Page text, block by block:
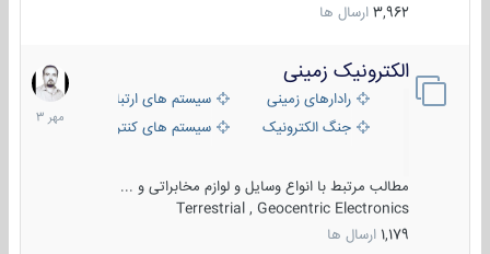
3,962 ارسال ها
الکترونیک زمینی
رادارهای زمینی
سیستم های ارتباطی و جمع آوری
جنگ الکترونیک
سیستم های کنترل آتش و تجهیزات
مطالب مرتبط با انواع وسایل و لوازم مخابراتی و ...
Terrestrial , Geocentric Electronics
1,179 ارسال ها
1
مهر
1403